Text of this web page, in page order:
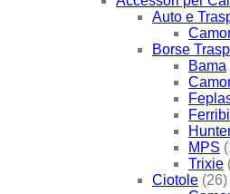
Auto e
Borse
Bama
MPS
Trixie
Ciotole (26)